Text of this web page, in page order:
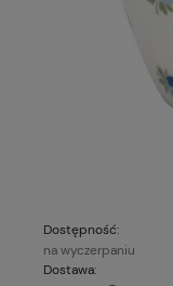
Dostępność:
na wyczerpaniu
Dostawa: